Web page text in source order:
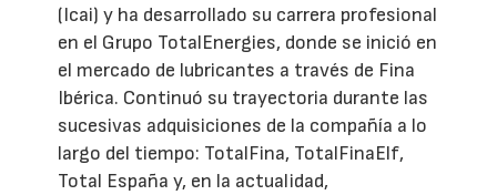
(Icai) y ha desarrollado su carrera profesional
en el Grupo TotalEnergies, donde se inició en
el mercado de lubricantes a través de Fina
Ibérica. Continuó su trayectoria durante las
sucesivas adquisiciones de la compañía a lo
largo del tiempo: TotalFina, TotalFinaElf,
Total España y, en la actualidad,